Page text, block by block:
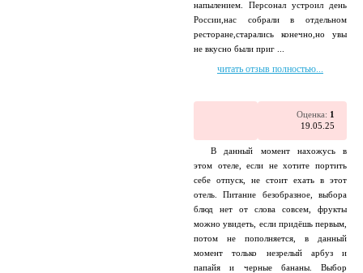
напылением. Персонал устроил день
России,нас собрали в отдельном
ресторане,старались конечно,но увы
не вкусно были приг ...
читать отзыв полностью...
Оценка: 1
19.05.25
В данный момент нахожусь в
этом отеле, если не хотите портить
себе отпуск, не стоит ехать в этот
отель. Питание безобразное, выбора
блюд нет от слова совсем, фрукты
можно увидеть, если придёшь первым,
потом не пополняется, в данный
момент только незрелый арбуз и
папайя и черные бананы. Выбор